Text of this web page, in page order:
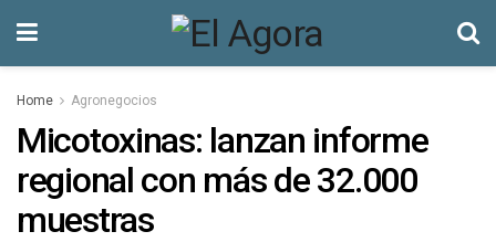
Home Agronegocios
Micotoxinas: lanzan informe
regional con más de 32.000
muestras